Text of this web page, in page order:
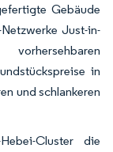
Gebäude
Just-in-
in
und schlankeren
Cluster die